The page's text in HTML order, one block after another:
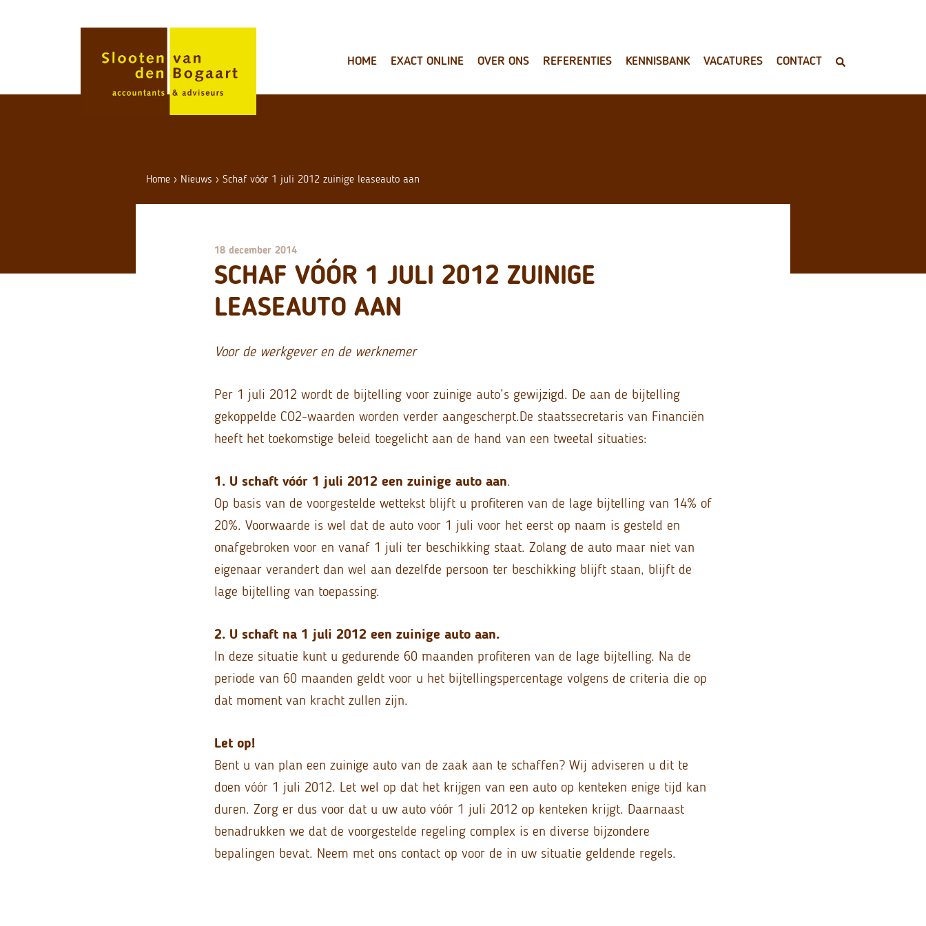
HOME EXACT ONLINE OVER ONS REFERENTIES KENNISBANK VACATURES CONTACT
Home › Nieuws › Schaf vóór 1 juli 2012 zuinige leaseauto aan
18 december 2014
SCHAF VÓÓR 1 JULI 2012 ZUINIGE
LEASEAUTO AAN
Voor de werkgever en de werknemer
Per 1 juli 2012 wordt de bijtelling voor zuinige auto’s gewijzigd. De aan de bijtelling
gekoppelde CO2-waarden worden verder aangescherpt.De staatssecretaris van Financiën
heeft het toekomstige beleid toegelicht aan de hand van een tweetal situaties:
1. U schaft vóór 1 juli 2012 een zuinige auto aan.
Op basis van de voorgestelde wettekst blijft u profiteren van de lage bijtelling van 14% of
20%. Voorwaarde is wel dat de auto voor 1 juli voor het eerst op naam is gesteld en
onafgebroken voor en vanaf 1 juli ter beschikking staat. Zolang de auto maar niet van
eigenaar verandert dan wel aan dezelfde persoon ter beschikking blijft staan, blijft de
lage bijtelling van toepassing.
2. U schaft na 1 juli 2012 een zuinige auto aan.
In deze situatie kunt u gedurende 60 maanden profiteren van de lage bijtelling. Na de
periode van 60 maanden geldt voor u het bijtellingspercentage volgens de criteria die op
dat moment van kracht zullen zijn.
Let op!
Bent u van plan een zuinige auto van de zaak aan te schaffen? Wij adviseren u dit te
doen vóór 1 juli 2012. Let wel op dat het krijgen van een auto op kenteken enige tijd kan
duren. Zorg er dus voor dat u uw auto vóór 1 juli 2012 op kenteken krijgt. Daarnaast
benadrukken we dat de voorgestelde regeling complex is en diverse bijzondere
bepalingen bevat. Neem met ons contact op voor de in uw situatie geldende regels.